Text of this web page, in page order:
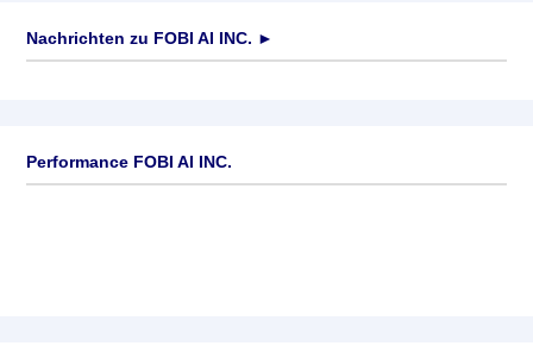
Nachrichten zu FOBI AI INC. ►
Performance FOBI AI INC.